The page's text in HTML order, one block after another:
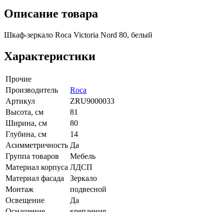
Описание товара
Шкаф-зеркало Roca Victoria Nord 80, белый
Характеристики
Прочие
Производитель
Roca
Артикул
ZRU9000033
Высота, см
81
Ширина, см
80
Глубина, см
14
Асимметричность Да
Группа товаров
Мебель
Материал корпуса ЛДСП
Материал фасада
Зеркало
Монтаж
подвесной
Освещение
Да